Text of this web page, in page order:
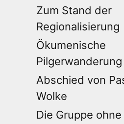
Zum Stand der
Regionalisierung
Ökumenische
Pilgerwanderung
Abschied von
Wolke
Die Gruppe